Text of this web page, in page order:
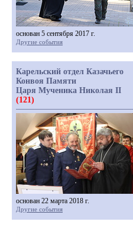
основан 5 сентября 2017 г.
Другие события
Карельский отдел Казачьего
Конвоя Памяти
Царя Мученика Николая II
(121)
основан 22 марта 2018 г.
Другие события